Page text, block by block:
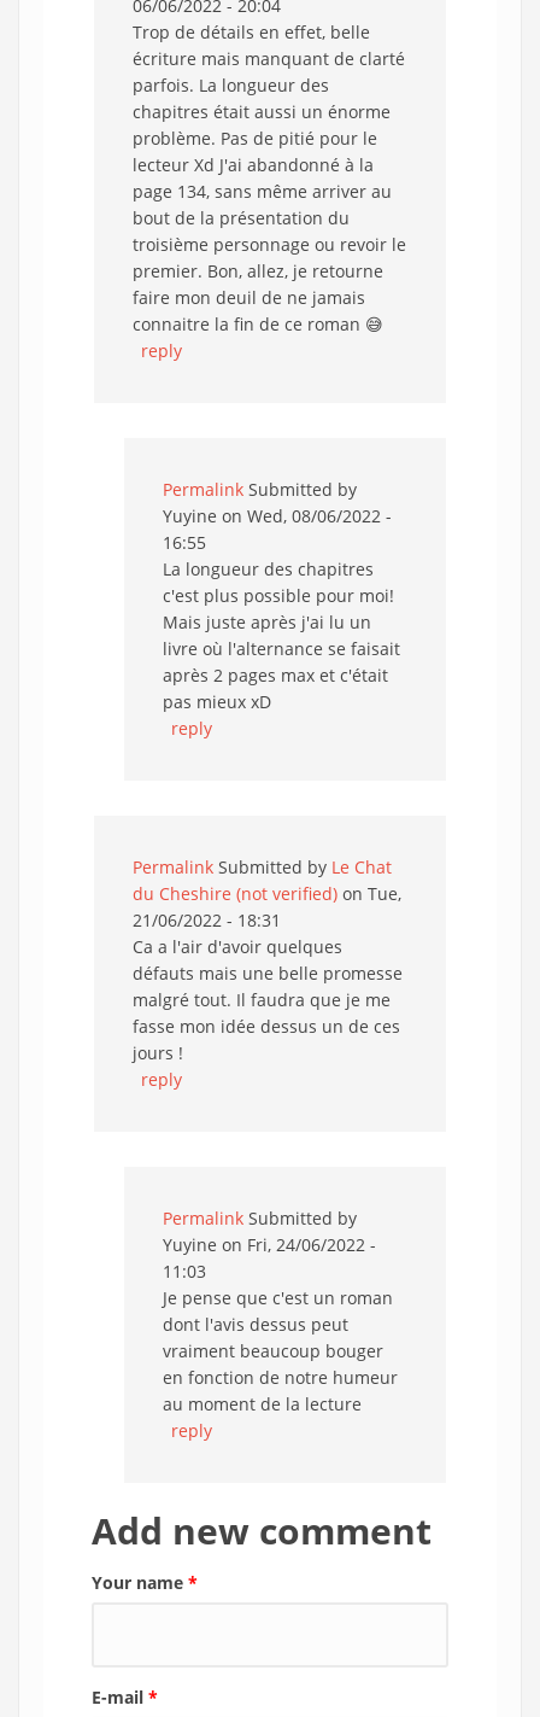
06/06/2022 - 20:04
Trop de détails en effet, belle
écriture mais manquant de clarté
parfois. La longueur des
chapitres était aussi un énorme
problème. Pas de pitié pour le
lecteur Xd J'ai abandonné à la
page 134, sans même arriver au
bout de la présentation du
troisième personnage ou revoir le
premier. Bon, allez, je retourne
faire mon deuil de ne jamais
connaitre la fin de ce roman 😅
reply
Permalink Submitted by
Yuyine on Wed, 08/06/2022 -
16:55
La longueur des chapitres
c'est plus possible pour moi!
Mais juste après j'ai lu un
livre où l'alternance se faisait
après 2 pages max et c'était
pas mieux xD
reply
Permalink Submitted by Le Chat
du Cheshire (not verified) on Tue,
21/06/2022 - 18:31
Ca a l'air d'avoir quelques
défauts mais une belle promesse
malgré tout. Il faudra que je me
fasse mon idée dessus un de ces
jours !
reply
Permalink Submitted by
Yuyine on Fri, 24/06/2022 -
11:03
Je pense que c'est un roman
dont l'avis dessus peut
vraiment beaucoup bouger
en fonction de notre humeur
au moment de la lecture
reply
Add new comment
Your name *
E-mail *